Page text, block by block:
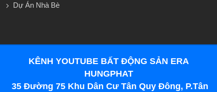
Dự Án Nhà Bè
KÊNH YOUTUBE BẤT ĐỘNG SẢN ERA
HUNGPHAT
35 Đường 75 Khu Dân Cư Tân Quy Đông, P.Tân